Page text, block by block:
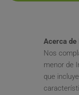
Acerca de
Nos
menor de
que